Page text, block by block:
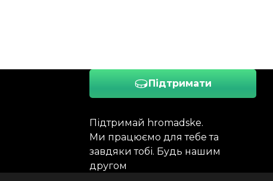
Підтримати
Підтримай hromadske.
Ми працюємо для тебе та
завдяки тобі. Будь нашим
другом